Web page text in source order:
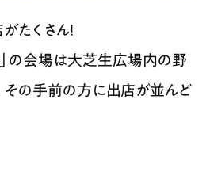
たくさん！
の会場は大芝生広場内の野
その手前の方に出店が並んど